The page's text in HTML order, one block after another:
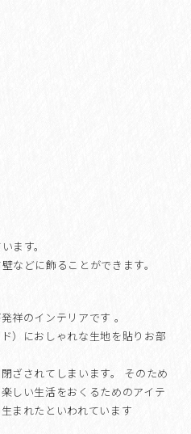
ます。
などに飾ることができます。
祥のインテリアです 。
）におしゃれな生地を貼りお部
ざされてしまいます。 そのため
しい生活をおくるためのアイテ
まれたといわれています